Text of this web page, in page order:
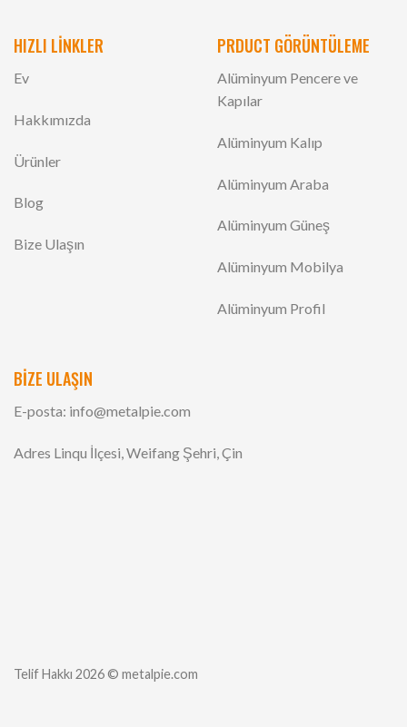
HIZLI LİNKLER
Ev
Hakkımızda
Ürünler
Blog
Bize Ulaşın
PRDUCT GÖRÜNTÜLEME
Alüminyum Pencere ve
Kapılar
Alüminyum Kalıp
Alüminyum Araba
Alüminyum Güneş
Alüminyum Mobilya
Alüminyum Profil
BİZE ULAŞIN
E-posta: info@metalpie.com
Adres Linqu İlçesi, Weifang Şehri, Çin
Telif Hakkı 2026 © metalpie.com